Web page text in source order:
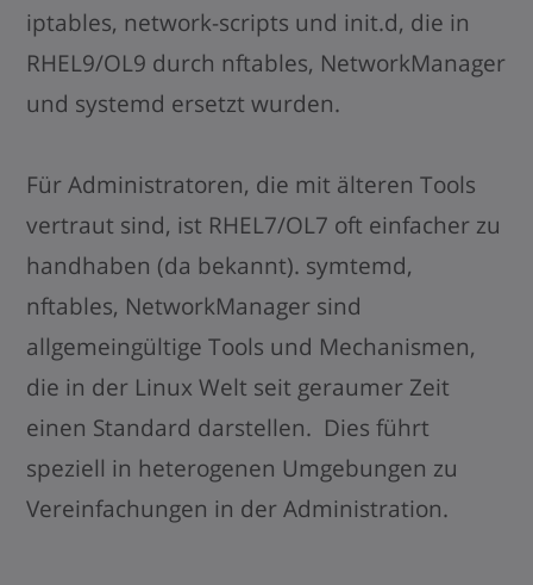
iptables, network-scripts und init.d, die in
RHEL9/OL9 durch nftables, NetworkManager
und systemd ersetzt wurden.
Für Administratoren, die mit älteren Tools
vertraut sind, ist RHEL7/OL7 oft einfacher zu
handhaben (da bekannt). symtemd,
nftables, NetworkManager sind
allgemeingültige Tools und Mechanismen,
die in der Linux Welt seit geraumer Zeit
einen Standard darstellen. Dies führt
speziell in heterogenen Umgebungen zu
Vereinfachungen in der Administration.